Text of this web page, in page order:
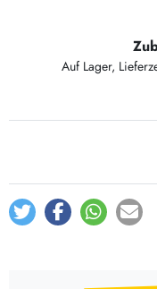
Auf Lager,